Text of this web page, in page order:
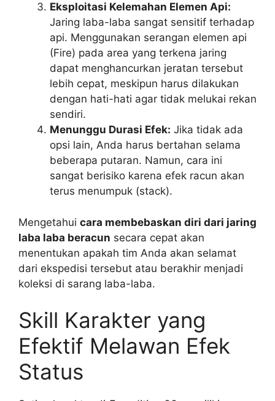
Eksploitasi Kelemahan Elemen Api:
Jaring laba-laba sangat sensitif terhadap
api. Menggunakan serangan elemen api
(Fire) pada area yang terkena jaring
dapat menghancurkan jeratan tersebut
lebih cepat, meskipun harus dilakukan
dengan hati-hati agar tidak melukai rekan
sendiri.
Menunggu Durasi Efek: Jika tidak ada
opsi lain, Anda harus bertahan selama
beberapa putaran. Namun, cara ini
sangat berisiko karena efek racun akan
terus menumpuk (stack).
Mengetahui cara membebaskan diri dari jaring
laba laba beracun secara cepat akan
menentukan apakah tim Anda akan selamat
dari ekspedisi tersebut atau berakhir menjadi
koleksi di sarang laba-laba.
Skill Karakter yang
Efektif Melawan Efek
Status